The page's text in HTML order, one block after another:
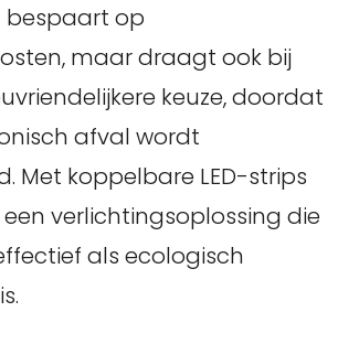
bespaart op
maar draagt ook bij
keuze, doordat
afval wordt
Met koppelbare LED-strips
een verlichtingsoplossing die
als ecologisch